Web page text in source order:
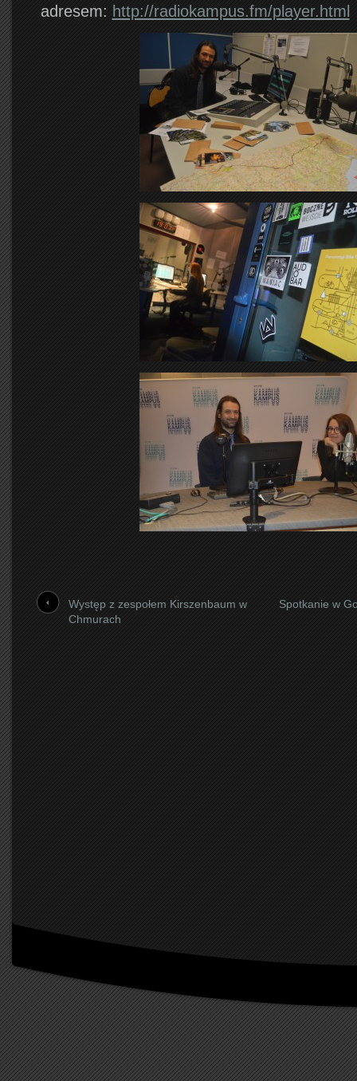
adresem: http://radiokampus.fm/player.html
Występ z zespołem Kirszenbaum w
Chmurach
Spotkanie w